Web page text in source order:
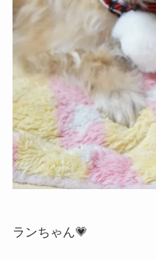
ランちゃん💗